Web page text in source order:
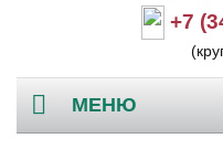
+7
МЕНЮ